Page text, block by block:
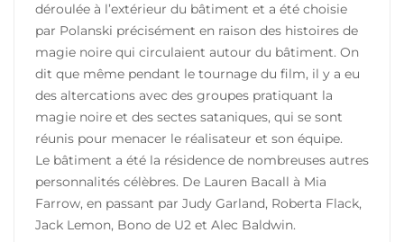
déroulée à l’extérieur du bâtiment et a été choisie
par Polanski précisément en raison des histoires de
magie noire qui circulaient autour du bâtiment. On
dit que même pendant le tournage du film, il y a eu
des altercations avec des groupes pratiquant la
magie noire et des sectes sataniques, qui se sont
réunis pour menacer le réalisateur et son équipe.
Le bâtiment a été la résidence de nombreuses autres
personnalités célèbres. De Lauren Bacall à Mia
Farrow, en passant par Judy Garland, Roberta Flack,
Jack Lemon, Bono de U2 et Alec Baldwin.